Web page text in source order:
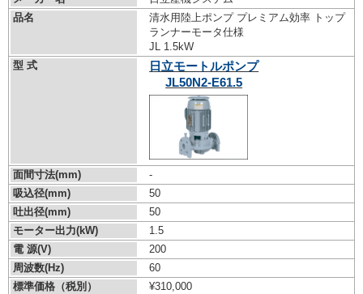
品名
清水用陸上ポンプ プレミアム効率 トップ
ランナーモータ仕様
JL 1.5kW
型 式
日立モートルポンプ
JL50N2-E61.5
面間寸法(mm)
-
吸込径(mm)
50
吐出径(mm)
50
モーター出力(kW)
1.5
電 源(V)
200
周波数(Hz)
60
標準価格（税別）
¥310,000